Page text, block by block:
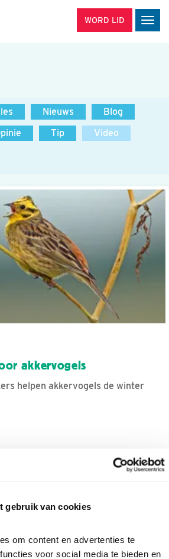
gebruik van cookies
om content en advertenties te
voor social media te bieden en
WORD LID
Nieuws
Blog
Tip
Video
akkervogels
helpen akkervogels de winter